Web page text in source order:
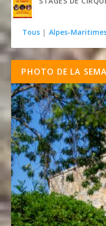
Tous | Alpes-
PHOTO DE LA